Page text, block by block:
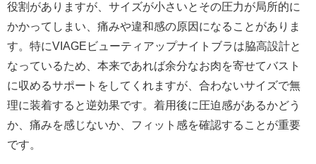
役割がありますが、サイズが小さいとその圧力が局所的に
かかってしまい、痛みや違和感の原因になることがありま
す。特にVIAGEビューティアップナイトブラは脇高設計と
なっているため、本来であれば余分なお肉を寄せてバスト
に収めるサポートをしてくれますが、合わないサイズで無
理に装着すると逆効果です。着用後に圧迫感があるかどう
か、痛みを感じないか、フィット感を確認することが重要
です。